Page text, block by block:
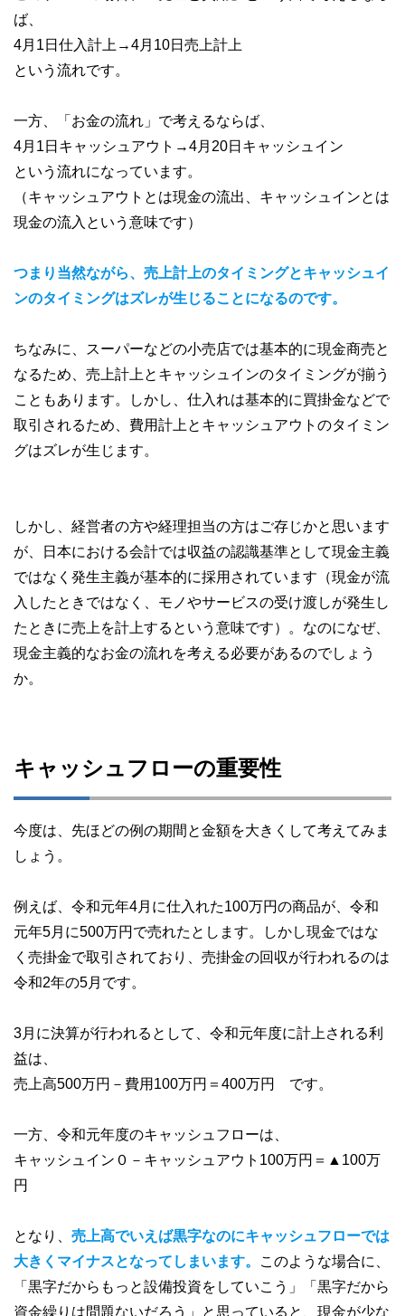
ば、
4月1日仕入計上→4月10日売上計上
という流れです。
一方、「お金の流れ」で考えるならば、
4月1日キャッシュアウト→4月20日キャッシュイン
という流れになっています。
（キャッシュアウトとは現金の流出、キャッシュインとは
現金の流入という意味です）
つまり当然ながら、売上計上のタイミングとキャッシュイ
ンのタイミングはズレが生じることになるのです。
ちなみに、スーパーなどの小売店では基本的に現金商売と
なるため、売上計上とキャッシュインのタイミングが揃う
こともあります。しかし、仕入れは基本的に買掛金などで
取引されるため、費用計上とキャッシュアウトのタイミン
グはズレが生じます。
しかし、経営者の方や経理担当の方はご存じかと思います
が、日本における会計では収益の認識基準として現金主義
ではなく発生主義が基本的に採用されています（現金が流
入したときではなく、モノやサービスの受け渡しが発生し
たときに売上を計上するという意味です）。なのになぜ、
現金主義的なお金の流れを考える必要があるのでしょう
か。
キャッシュフローの重要性
今度は、先ほどの例の期間と金額を大きくして考えてみま
しょう。
例えば、令和元年4月に仕入れた100万円の商品が、令和
元年5月に500万円で売れたとします。しかし現金ではな
く売掛金で取引されており、売掛金の回収が行われるのは
令和2年の5月です。
3月に決算が行われるとして、令和元年度に計上される利
益は、
売上高500万円－費用100万円＝400万円 です。
一方、令和元年度のキャッシュフローは、
キャッシュイン０－キャッシュアウト100万円＝▲100万
円
となり、 売上高でいえば黒字なのにキャッシュフローでは
大きくマイナスとなってしまいます。
このような場合に、
「黒字だからもっと設備投資をしていこう」「黒字だから
資金繰りは問題ないだろう」と思っていると、現金が少な